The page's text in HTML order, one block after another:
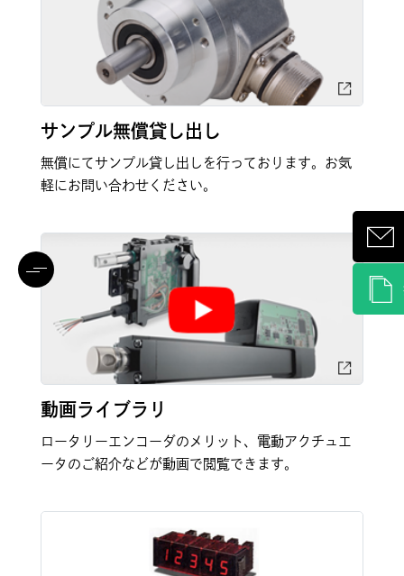
サンプル無償貸し出し
無償にてサンプル貸し出しを行っております。お気
軽にお問い合わせください。
動画ライブラリ
ロータリーエンコーダのメリット、電動アクチュエ
ータのご紹介などが動画で閲覧できます。